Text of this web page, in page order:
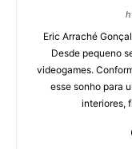
Eric Arraché
Desde pequeno
videogames.
esse sonho para
interiores,